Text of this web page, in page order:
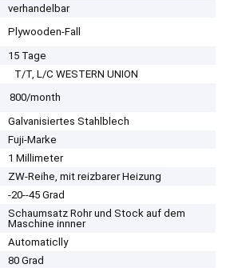
verhandelbar
Plywooden-Fall
15 Tage
T/T, L/C WESTERN UNION
800/month
Galvanisiertes Stahlblech
Fuji-Marke
1 Millimeter
ZW-Reihe, mit reizbarer Heizung
-20--45 Grad
Schaumsatz Rohr und Stock auf dem
Maschine innner
Automaticlly
80 Grad